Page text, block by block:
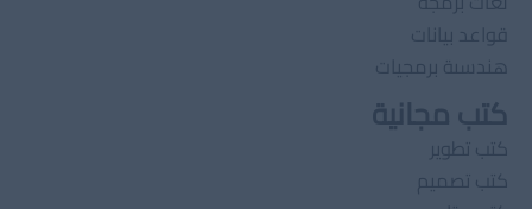
قواعد بيانات
هندسىة برمجيات
كتب مجانية
كتب تطوير
كتب تصميم